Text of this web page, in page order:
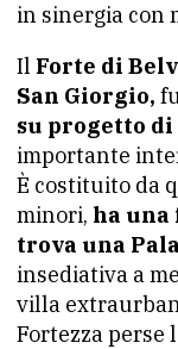
in sinergia con
Il Forte di
San Giorgio,
su progetto
importante
È costituito da
minori, ha una
trova una
insediativa a
villa
Fortezza perse